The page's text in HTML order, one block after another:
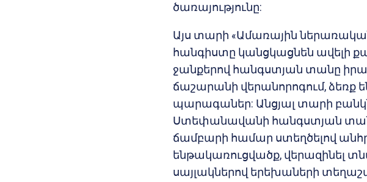
ծառայությունը:
Այս տարի «Ամառային
հանգիստը կանցկացնեն ավելի
ջանքերով հանգստյան տանը
ճաշարանի վերանորոգում, ձեռք
պարագաներ: Անցյալ տարի
Ստեփանավանի հանգստյան տան
ճամբարի համար ստեղծելով
ենթակառուցվածք, վերազինել
սայլակներով երեխաների